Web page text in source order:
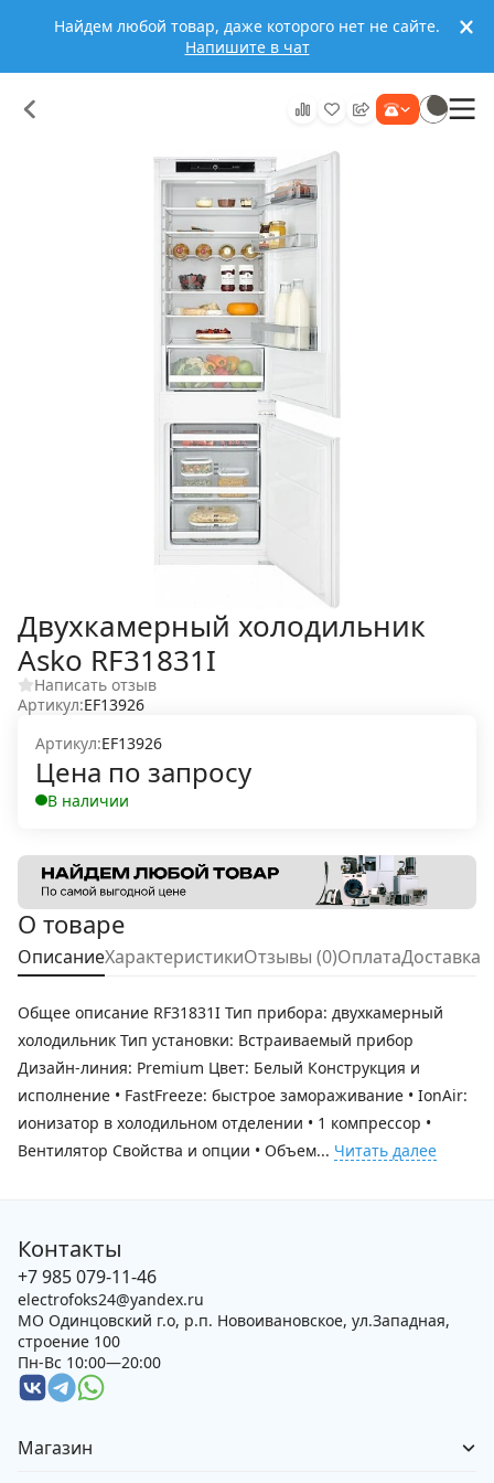
Найдем любой товар, даже которого нет не сайте.
Напишите в чат
Двухкамерный холодильник
Asko RF31831I
Написать отзыв
Артикул:EF13926
Артикул:EF13926
Цена по запросу
В наличии
О товаре
ОписаниеХарактеристикиОтзывы (0)ОплатаДоставка
Общее описание RF31831I Тип прибора: двухкамерный
холодильник Тип установки: Встраиваемый прибор
Дизайн-линия: Premium Цвет: Белый Конструкция и
исполнение • FastFreeze: быстрое замораживание • IonAir:
ионизатор в холодильном отделении • 1 компрессор •
Вентилятор Свойства и опции • Объем... Читать далее
Контакты
+7 985 079-11-46
electrofoks24@yandex.ru
МО Одинцовский г.о, р.п. Новоивановское, ул.Западная,
строение 100
Пн-Вс 10:00—20:00
Магазин